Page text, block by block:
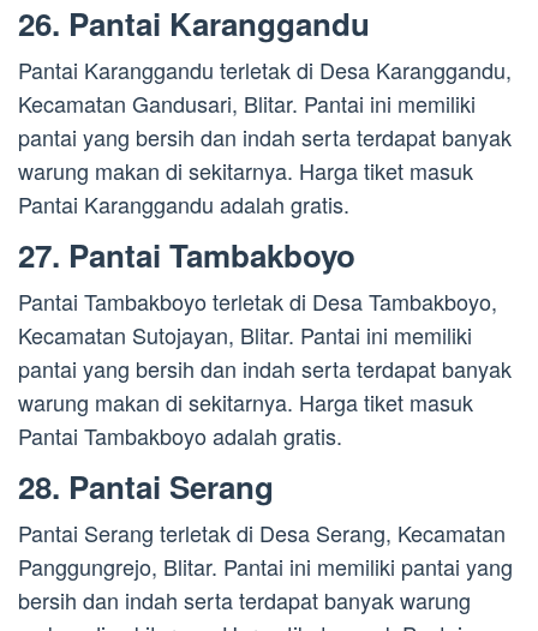
26. Pantai Karanggandu
Pantai Karanggandu terletak di Desa Karanggandu,
Kecamatan Gandusari, Blitar. Pantai ini memiliki
pantai yang bersih dan indah serta terdapat banyak
warung makan di sekitarnya. Harga tiket masuk
Pantai Karanggandu adalah gratis.
27. Pantai Tambakboyo
Pantai Tambakboyo terletak di Desa Tambakboyo,
Kecamatan Sutojayan, Blitar. Pantai ini memiliki
pantai yang bersih dan indah serta terdapat banyak
warung makan di sekitarnya. Harga tiket masuk
Pantai Tambakboyo adalah gratis.
28. Pantai Serang
Pantai Serang terletak di Desa Serang, Kecamatan
Panggungrejo, Blitar. Pantai ini memiliki pantai yang
bersih dan indah serta terdapat banyak warung